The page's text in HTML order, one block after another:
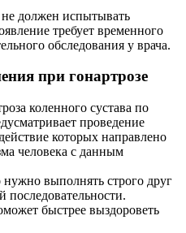
должен испытывать
требует временного
обследования у врача.
при гонартрозе
коленного сустава по
проведение
которых направлено
человека с данным
выполнять строго друг
последовательности.
быстрее выздороветь